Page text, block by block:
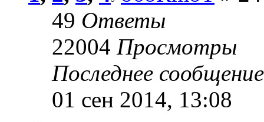
49 Ответы
22004 Просмотры
Последнее
01 сен 2014, 13:08